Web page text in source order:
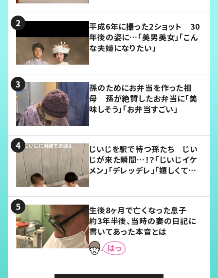
平成6年に撮った2ショット 30
年後の姿に…「美男美女」「こん
な夫婦になりたい」
孫のためにお弁当を作った祖
母 孫が絶賛したお弁当に「美
味しそう」「お弁当すごい」
じいじを駅で待つ孫たち じい
じが来た瞬間…！？「じいじイケ
メン」「デレッデレ」「嬉しくて可
生後8ヶ月で亡くなった息子
約3年半後、当時の妻の日記に
書いてあった本音とは